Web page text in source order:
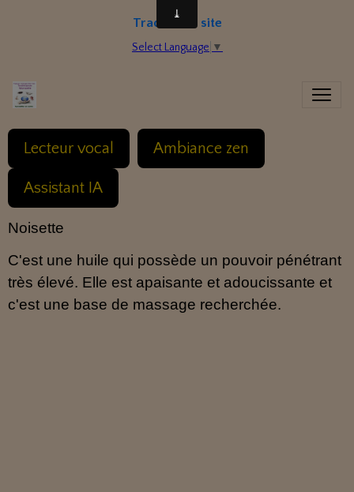
Traduire le site
Select Language ▼
Lecteur vocal Ambiance zen
Assistant IA
Noisette
C'est une huile qui possède un pouvoir pénétrant
très élevé. Elle est apaisante et adoucissante et
c'est une base de massage recherchée.